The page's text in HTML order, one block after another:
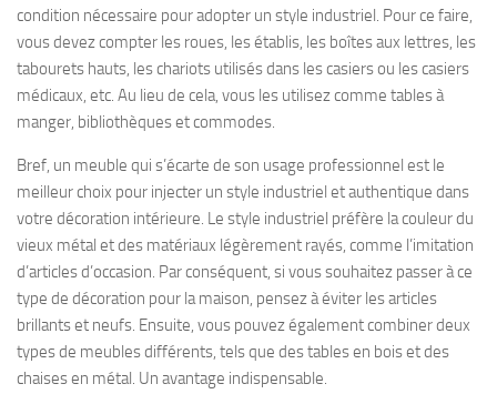
condition nécessaire pour adopter un style industriel. Pour ce faire,
vous devez compter les roues, les établis, les boîtes aux lettres, les
tabourets hauts, les chariots utilisés dans les casiers ou les casiers
médicaux, etc. Au lieu de cela, vous les utilisez comme tables à
manger, bibliothèques et commodes.
Bref, un meuble qui s’écarte de son usage professionnel est le
meilleur choix pour injecter un style industriel et authentique dans
votre décoration intérieure. Le style industriel préfère la couleur du
vieux métal et des matériaux légèrement rayés, comme l’imitation
d’articles d’occasion. Par conséquent, si vous souhaitez passer à ce
type de décoration pour la maison, pensez à éviter les articles
brillants et neufs. Ensuite, vous pouvez également combiner deux
types de meubles différents, tels que des tables en bois et des
chaises en métal. Un avantage indispensable.